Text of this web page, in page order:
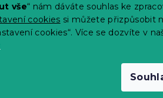
vše“ nám dáváte souhlas ke
cookies si můžete přizpůsobit
cookies“. Více se dozvíte v